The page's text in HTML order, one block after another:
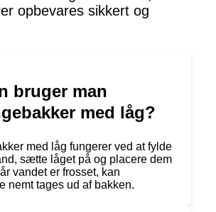
opbevares sikkert og
bruger man
med låg?
med låg fungerer ved at fylde
sætte låget på og placere dem
vandet er frosset, kan
nemt tages ud af bakken.